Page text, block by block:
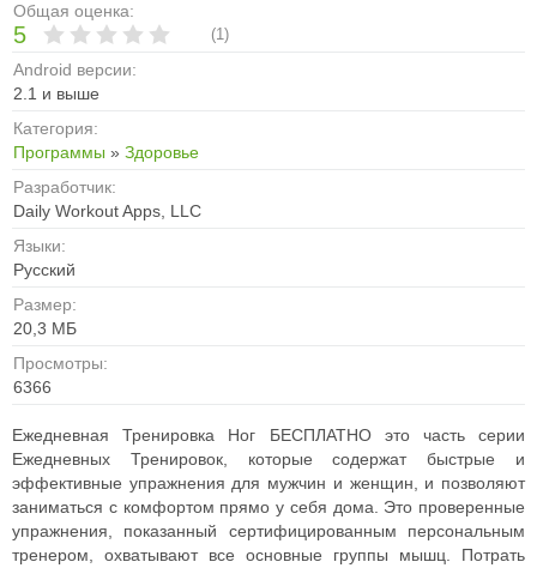
Общая оценка:
5 (1)
Android версии:
2.1 и выше
Категория:
Программы » Здоровье
Разработчик:
Daily Workout Apps, LLC
Языки:
Русский
Размер:
20,3 МБ
Просмотры:
6366
Ежедневная Тренировка Ног БЕСПЛАТНО это часть серии
Ежедневных Тренировок, которые содержат быстрые и
эффективные упражнения для мужчин и женщин, и позволяют
заниматься с комфортом прямо у себя дома. Это проверенные
упражнения, показанный сертифицированным персональным
тренером, охватывают все основные группы мышц. Потрать